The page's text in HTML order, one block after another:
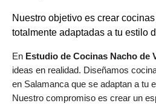
Nuestro objetivo es crear
totalmente adaptadas a tu estilo
En Estudio de Cocinas Nacho de
ideas en realidad. Diseñamos
en Salamanca que se adaptan a tu
Nuestro compromiso es crear un